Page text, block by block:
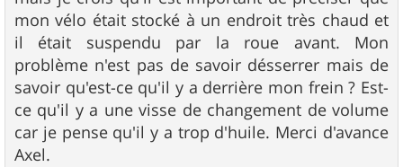
mon vélo était stocké à un endroit très chaud et
il était suspendu par la roue avant. Mon
problème n'est pas de savoir désserrer mais de
savoir qu'est-ce qu'il y a derrière mon frein ? Est-
ce qu'il y a une visse de changement de volume
car je pense qu'il y a trop d'huile. Merci d'avance
Axel.